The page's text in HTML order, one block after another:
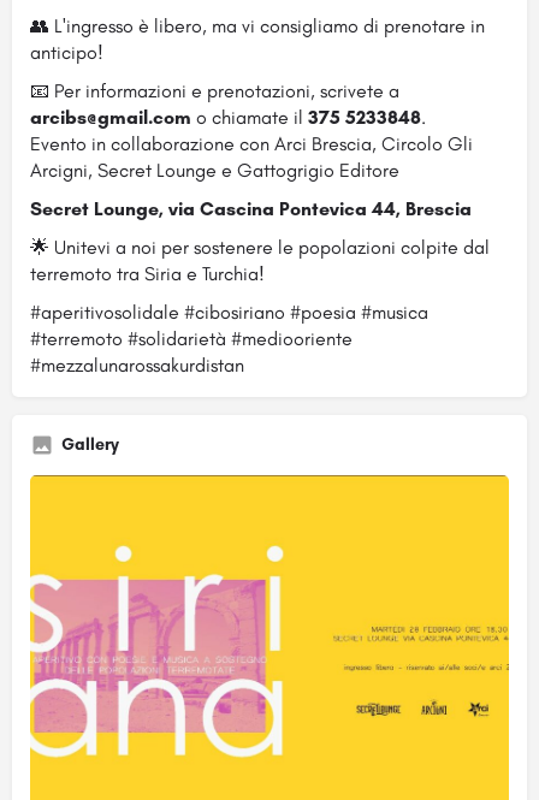
👥 L'ingresso è libero, ma vi consigliamo di prenotare in
anticipo!
📧 Per informazioni e prenotazioni, scrivete a
arcibs@gmail.com o chiamate il 375 5233848.
Evento in collaborazione con Arci Brescia, Circolo Gli
Arcigni, Secret Lounge e Gattogrigio Editore
Secret Lounge, via Cascina Pontevica 44, Brescia
🌟 Unitevi a noi per sostenere le popolazioni colpite dal
terremoto tra Siria e Turchia!
#aperitivosolidale #cibosiriano #poesia #musica
#terremoto #solidarietà #mediooriente
#mezzalunarossakurdistan
Gallery